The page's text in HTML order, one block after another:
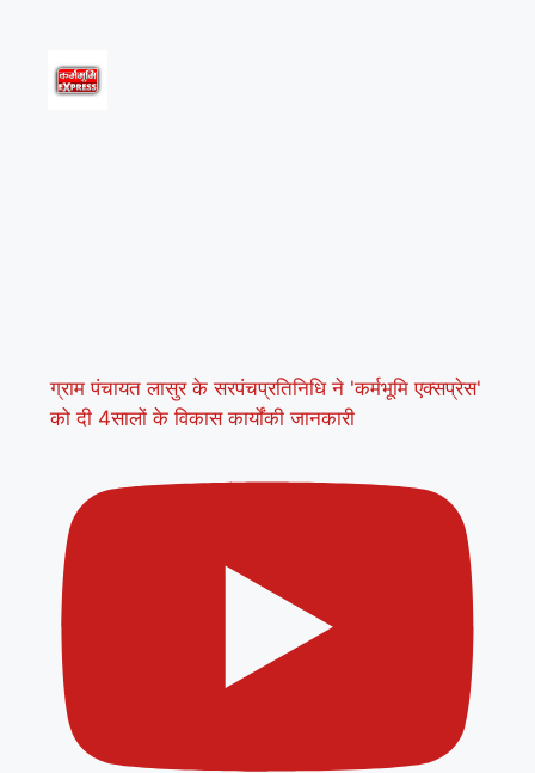
ग्राम पंचायत लासुर के सरपंचप्रतिनिधि ने 'कर्मभूमि एक्सप्रेस'
को दी 4सालों के विकास कार्योंकी जानकारी